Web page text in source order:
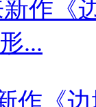
作《边